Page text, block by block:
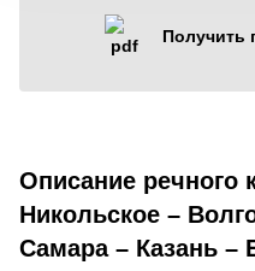
Получить
Описание речного
Никольское –
Самара – Казань –